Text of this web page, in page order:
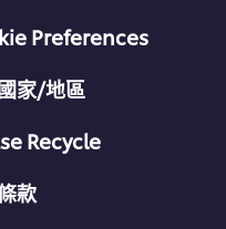
Preferences
家/地區
Recycle
款